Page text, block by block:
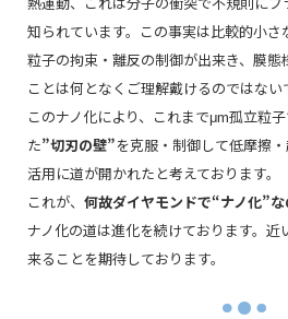
知られています。この事実は比較的小さ
粒子の拘束・離反の制御が出来き、膜
ことは何となくご理解戴けるのではない
このナノ化により、これまでμm孤立粒
た”切刃の壁”を克服・制御して低摩擦
活用に道が開かれたと考えております。
これが、 何故ダイヤモンドで“ナノ化”な
ナノ化の道は進化を続けております。
来ることを期待しております。